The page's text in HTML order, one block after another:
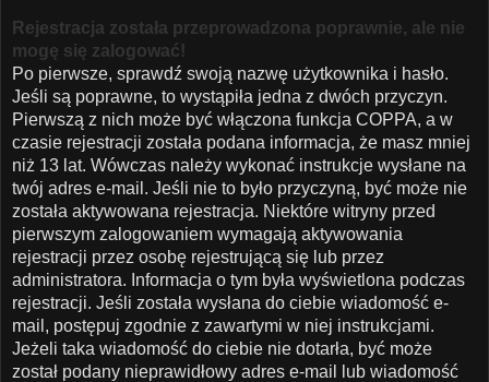
Rejestracja została przeprowadzona poprawnie, ale nie
mogę się zalogować!
Po pierwsze, sprawdź swoją nazwę użytkownika i hasło.
Jeśli są poprawne, to wystąpiła jedna z dwóch przyczyn.
Pierwszą z nich może być włączona funkcja COPPA, a w
czasie rejestracji została podana informacja, że masz mniej
niż 13 lat. Wówczas należy wykonać instrukcje wysłane na
twój adres e-mail. Jeśli nie to było przyczyną, być może nie
została aktywowana rejestracja. Niektóre witryny przed
pierwszym zalogowaniem wymagają aktywowania
rejestracji przez osobę rejestrującą się lub przez
administratora. Informacja o tym była wyświetlona podczas
rejestracji. Jeśli została wysłana do ciebie wiadomość e-
mail, postępuj zgodnie z zawartymi w niej instrukcjami.
Jeżeli taka wiadomość do ciebie nie dotarła, być może
został podany nieprawidłowy adres e-mail lub wiadomość